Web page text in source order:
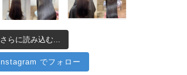
さらに読み込む...
Instagram でフォロー